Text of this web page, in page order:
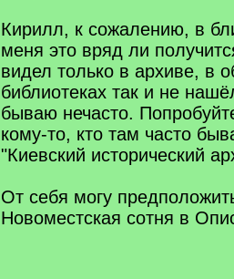
Кирилл, к сожалению, в
меня это вряд ли
видел только в архиве, в
библиотеках так и не
бываю нечасто.
кому-то, кто там часто
"Киевский исторический
От себя могу
Новоместская сотня в